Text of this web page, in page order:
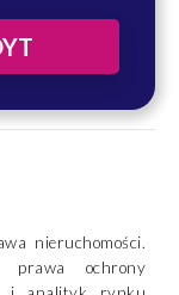
nieruchomości.
ochrony